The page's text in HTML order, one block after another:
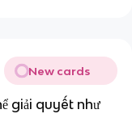
New cards
giải quyết như